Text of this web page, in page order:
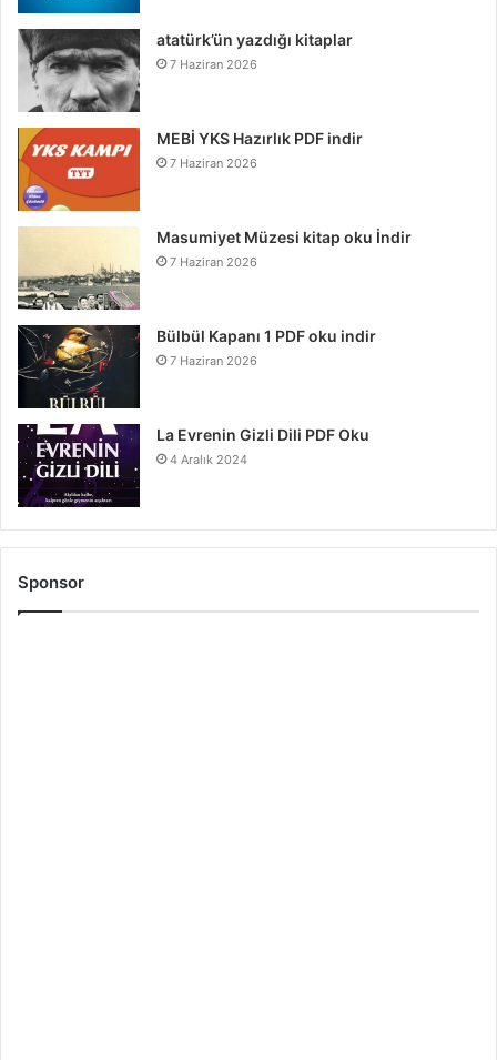
atatürk’ün yazdığı kitaplar
7 Haziran 2026
MEBİ YKS Hazırlık PDF indir
7 Haziran 2026
Masumiyet Müzesi kitap oku İndir
7 Haziran 2026
Bülbül Kapanı 1 PDF oku indir
7 Haziran 2026
La Evrenin Gizli Dili PDF Oku
4 Aralık 2024
Sponsor